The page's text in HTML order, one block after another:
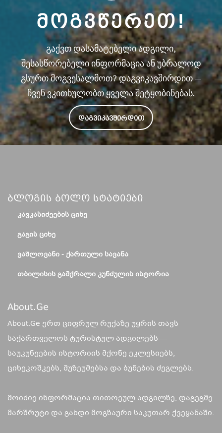
ᲛᲝᲒᲕᲬᲔᲠᲔᲗ!
გაქვთ დასამატებელი ადგილი,
შესასწორებელი ინფორმაცია ან უბრალოდ
გსურთ მოგვესალმოთ? დაგვიკავშირდით —
ჩვენ ვკითხულობთ ყველა შეტყობინებას.
ᲓᲐᲒᲕᲘᲙᲐᲕᲨᲘᲠᲓᲘᲗ
Ბლოგის Ბოლო Სტატიები
ᲙᲐᲕᲙᲐᲡᲘᲫᲔᲔᲑᲘᲡ ᲪᲘᲮᲔ
ᲒᲐᲒᲘᲡ ᲪᲘᲮᲔ
ᲕᲐᲨᲚᲝᲕᲐᲜᲘ - ᲥᲐᲠᲗᲣᲚᲘ ᲡᲐᲕᲐᲜᲐ
ᲗᲑᲘᲚᲘᲡᲘᲡ ᲒᲐᲛᲥᲠᲐᲚᲘ ᲙᲣᲜᲫᲣᲚᲘᲡ ᲘᲡᲢᲝᲠᲘᲐ
About.ge
About.Ge ერთ ციფრულ რუქაზე უყრის თავს
საქართველოს ტურისტულ ადგილებს —
საუკუნეების ისტორიის მქონე ეკლესიებს,
ციხეკოშკებს, მუზეუმებსა და ბუნების ძეგლებს.
მოიძიე ინფორმაცია თითოეულ ადგილზე, დაგეგმე
მარშრუტი და გახდი მოგზაური საკუთარ ქვეყანაში.